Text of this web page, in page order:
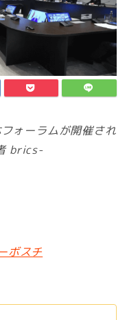
ォーラムが開催され
brics-
ボスチ